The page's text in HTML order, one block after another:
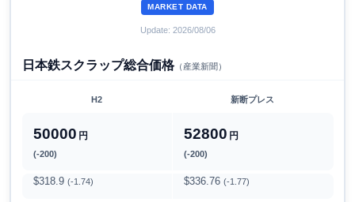
MARKET DATA
Update: 2026/08/06
日本鉄スクラップ総合価格（産業新聞）
H2 新断プレス
50000 円
(-200)
52800 円
(-200)
$318.9 (-1.74) $336.76 (-1.77)